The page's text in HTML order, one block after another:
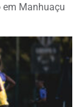
em Manhuaçu